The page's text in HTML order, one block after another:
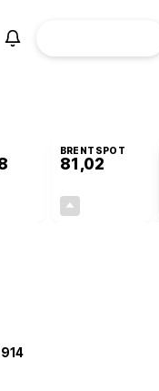
BRENTSPOT
81,02